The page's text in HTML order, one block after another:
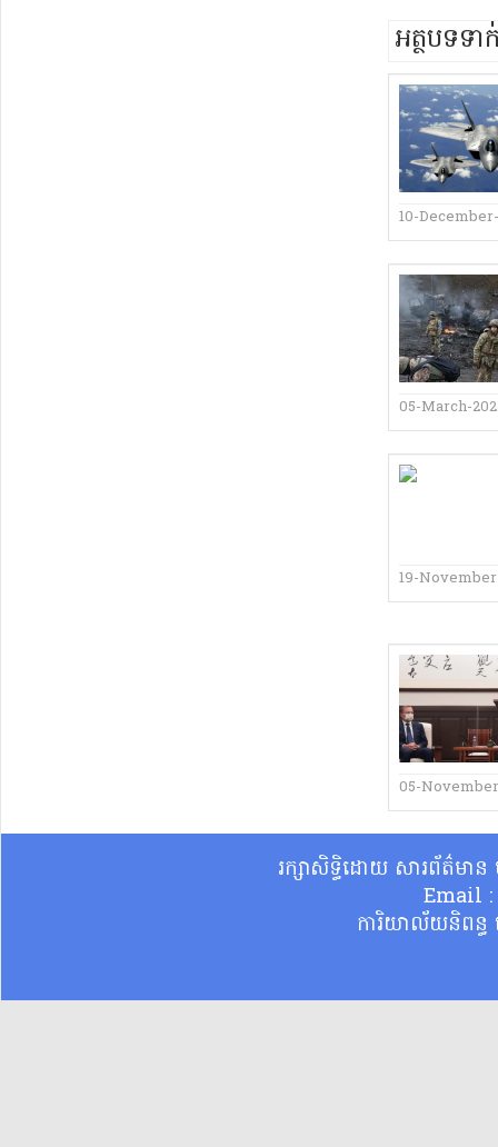
អត្ថបទទ
10-
05-March-
19-
05-
រក្សាសិទ្ធិដោយ សារព័ត៌មា
Email
ការិយាល័យនិពន្ធ